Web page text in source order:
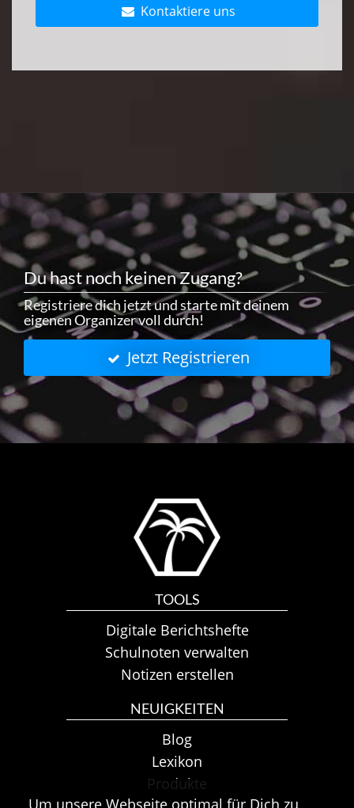
Kontaktiere uns
Du hast noch keinen Zugang?
Registriere dich jetzt und starte mit deinem
eigenen Organizer voll durch!
Jetzt Registrieren
TOOLS
Digitale Berichtshefte
Schulnoten verwalten
Notizen erstellen
NEUIGKEITEN
Blog
Lexikon
Produkte
Um unsere Webseite optimal für Dich zu